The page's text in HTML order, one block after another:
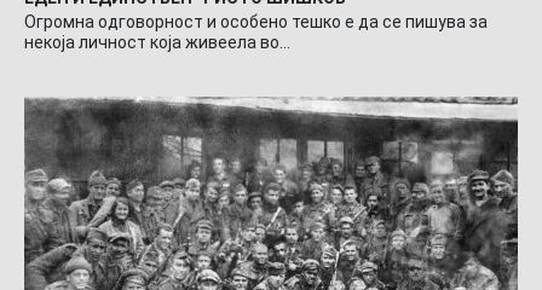
Огромна одговорност и особено тешко е да се пишува за
некоја личност која живеела во…